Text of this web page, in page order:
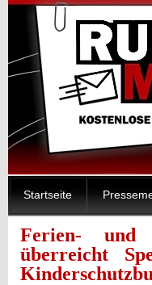
Startseite
Ferien- und
überreicht